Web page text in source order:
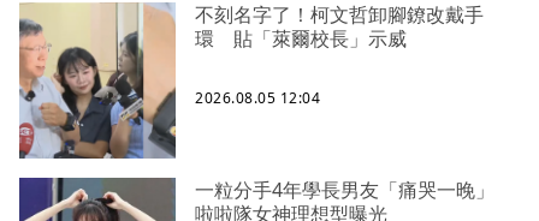
不刻名字了！柯文哲卸腳鐐改戴手
環 貼「萊爾校長」示威
2026.08.05 12:04
一粒分手4年學長男友「痛哭一晚」
啦啦隊女神理想型曝光